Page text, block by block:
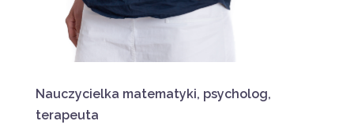
Nauczycielka matematyki, psycholog,
terapeuta